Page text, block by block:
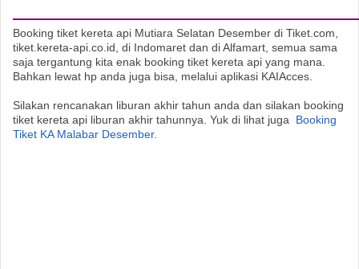
Booking tiket kereta api Mutiara Selatan Desember di Tiket.com,
tiket.kereta-api.co.id, di Indomaret dan di Alfamart, semua sama
saja tergantung kita enak booking tiket kereta api yang mana.
Bahkan lewat hp anda juga bisa, melalui aplikasi KAIAcces.
Silakan rencanakan liburan akhir tahun anda dan silakan booking
tiket kereta api liburan akhir tahunnya. Yuk di lihat juga Booking
Tiket KA Malabar Desember.